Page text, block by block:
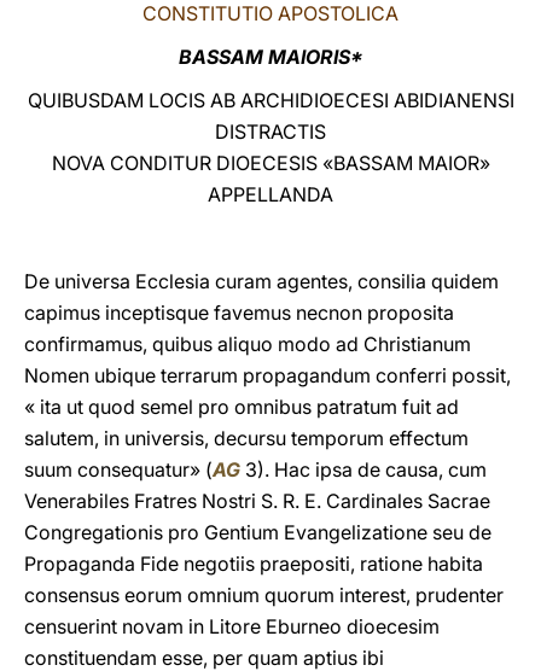
CONSTITUTIO APOSTOLICA
BASSAM MAIORIS*
QUIBUSDAM LOCIS AB ARCHIDIOECESI ABIDIANENSI
DISTRACTIS
NOVA CONDITUR DIOECESIS «BASSAM MAIOR»
APPELLANDA
De universa Ecclesia curam agentes, consilia quidem
capimus inceptisque favemus necnon proposita
confirmamus, quibus aliquo modo ad Christianum
Nomen ubique terrarum propagandum conferri possit,
« ita ut quod semel pro omnibus patratum fuit ad
salutem, in universis, decursu temporum effectum
suum consequatur» (AG 3). Hac ipsa de causa, cum
Venerabiles Fratres Nostri S. R. E. Cardinales Sacrae
Congregationis pro Gentium Evangelizatione seu de
Propaganda Fide negotiis praepositi, ratione habita
consensus eorum omnium quorum interest, prudenter
censuerint novam in Litore Eburneo dioecesim
constituendam esse, per quam aptius ibi